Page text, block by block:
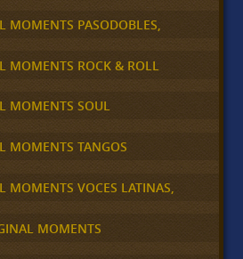
MOMENTS PASODOBLES,
MOMENTS ROCK & ROLL
MOMENTS SOUL
MOMENTS TANGOS
MOMENTS VOCES LATINAS,
MOMENTS